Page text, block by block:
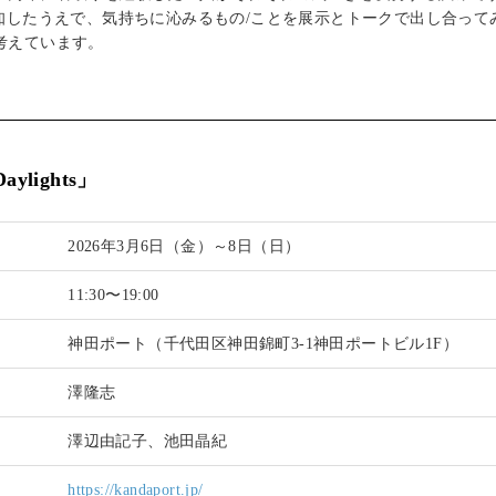
したうえで、気持ちに沁みるもの/ことを展示とトークで出し合っ
ています。
」
2026年3月6日（金）～8日（日）
11:30〜19:00
神田ポート（千代田区神田錦町3-1神田ポートビル1F）
澤隆志
澤辺由記子、池田晶紀
https://kandaport.jp/